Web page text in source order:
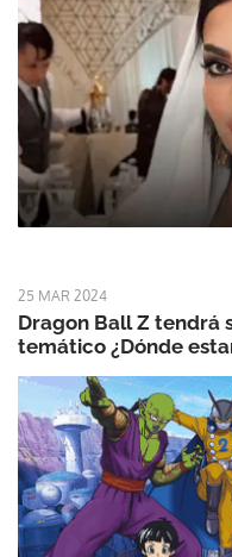
25 MAR 2024
Dragon Ball Z tendrá
temático ¿Dónde